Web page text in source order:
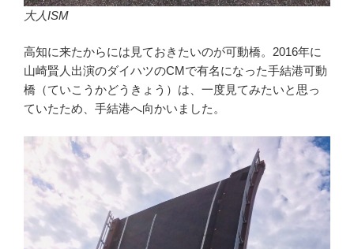
大人ISM
高知に来たからには見ておきたいのが可動橋。2016年に
山崎賢人出演のダイハツのCMで有名になった手結港可動
橋（ていこうかどうきょう）は、一度見てみたいと思っ
ていたため、手結港へ向かいました。